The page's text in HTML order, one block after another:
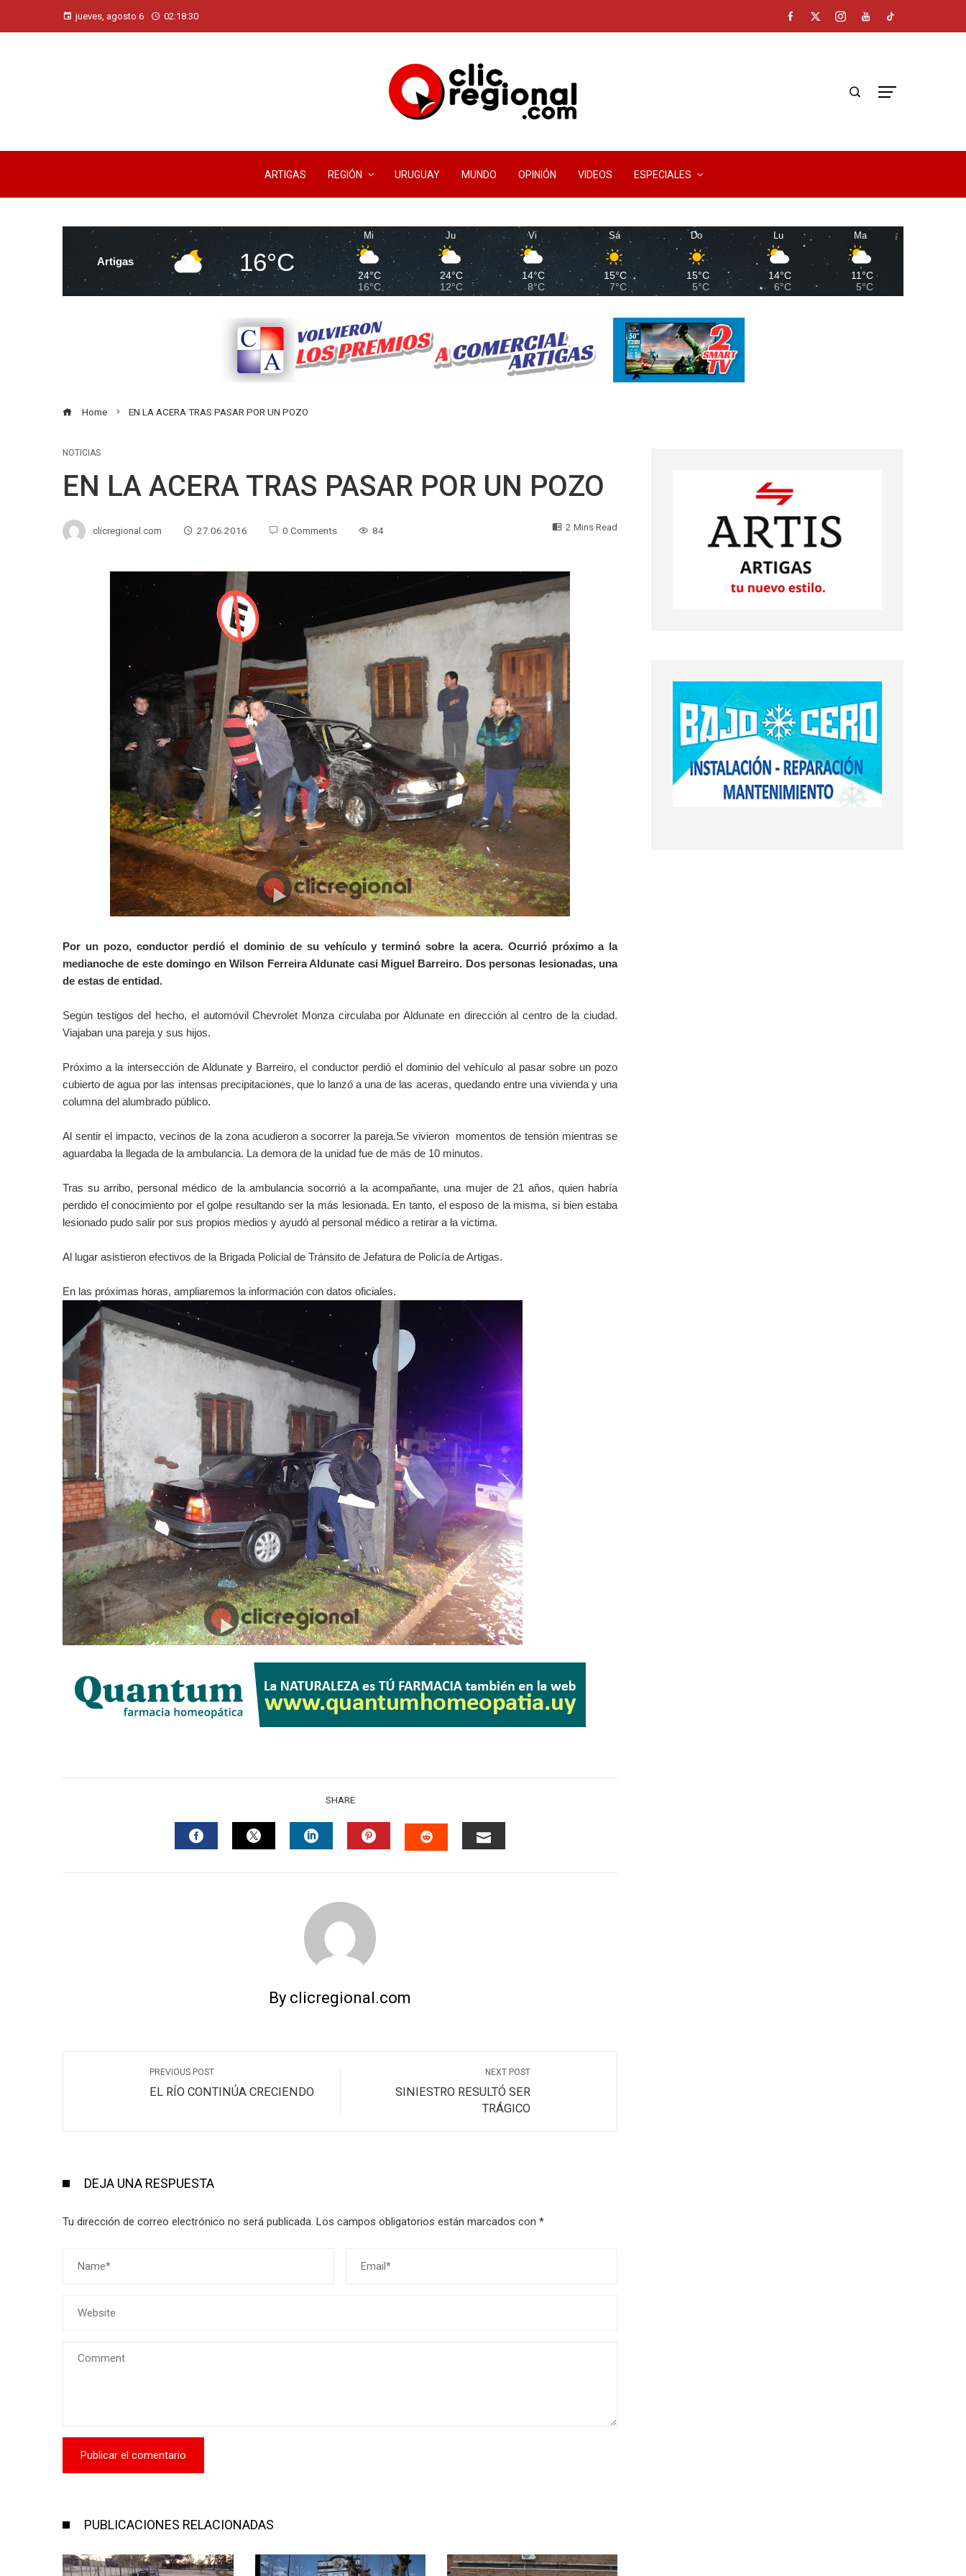
jueves, agosto 6 02:18:31
ARTIGAS REGIÓN URUGUAY MUNDO OPINIÓN VIDEOS ESPECIALES
Artigas 16°C
Mi
24°C
16°C
Ju
24°C
12°C
Vi
14°C
8°C
Sá
15°C
7°C
Do
15°C
5°C
Lu
14°C
6°C
Ma
11°C
5°C
Home EN LA ACERA TRAS PASAR POR UN POZO
NOTICIAS
EN LA ACERA TRAS PASAR POR UN POZO
clicregional.com 27.06.2016 0 Comments 84 2 Mins Read
Por un pozo, conductor perdió el dominio de su vehículo y terminó sobre la acera. Ocurrió próximo a la
medianoche de este domingo en Wilson Ferreira Aldunate casi Miguel Barreiro. Dos personas lesionadas, una
de estas de entidad.
Según testigos del hecho, el automóvil Chevrolet Monza circulaba por Aldunate en dirección al centro de la ciudad.
Viajaban una pareja y sus hijos.
Próximo a la intersección de Aldunate y Barreiro, el conductor perdió el dominio del vehículo al pasar sobre un pozo
cubierto de agua por las intensas precipitaciones, que lo lanzó a una de las aceras, quedando entre una vivienda y una
columna del alumbrado público.
Al sentir el impacto, vecinos de la zona acudieron a socorrer la pareja.Se vivieron momentos de tensión mientras se
aguardaba la llegada de la ambulancia. La demora de la unidad fue de más de 10 minutos.
Tras su arribo, personal médico de la ambulancia socorrió a la acompañante, una mujer de 21 años, quien habría
perdido el conocimiento por el golpe resultando ser la más lesionada. En tanto, el esposo de la misma, si bien estaba
lesionado pudo salir por sus propios medios y ayudó al personal médico a retirar a la victima.
Al lugar asistieron efectivos de la Brigada Policial de Tránsito de Jefatura de Policía de Artigas.
En las próximas horas, ampliaremos la información con datos oficiales.
SHARE
By clicregional.com
PREVIOUS POST
EL RÍO CONTINÚA CRECIENDO
NEXT POST
SINIESTRO RESULTÓ SER
TRÁGICO
DEJA UNA RESPUESTA
Tu dirección de correo electrónico no será publicada. Los campos obligatorios están marcados con *
PUBLICACIONES RELACIONADAS